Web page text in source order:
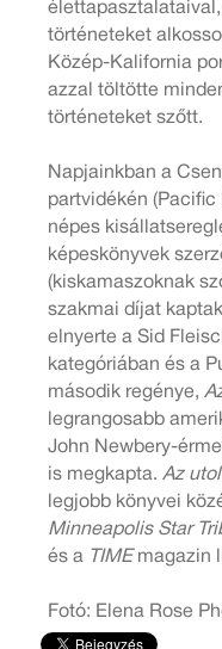
történeteket
Közép-Kalifornia
azzal töltötte
történeteket szőtt.
Napjainkban a
partvidékén
népes
képeskönyvek
(kiskamaszoknak
szakmai díjat
elnyerte a Sid
kategóriában és a
második regénye,
legrangosabb
John Newbery-
is megkapta.Az
legjobb könyvei
Minneapolis Star
és a
TIME magazin
Fotó: Elena Rose